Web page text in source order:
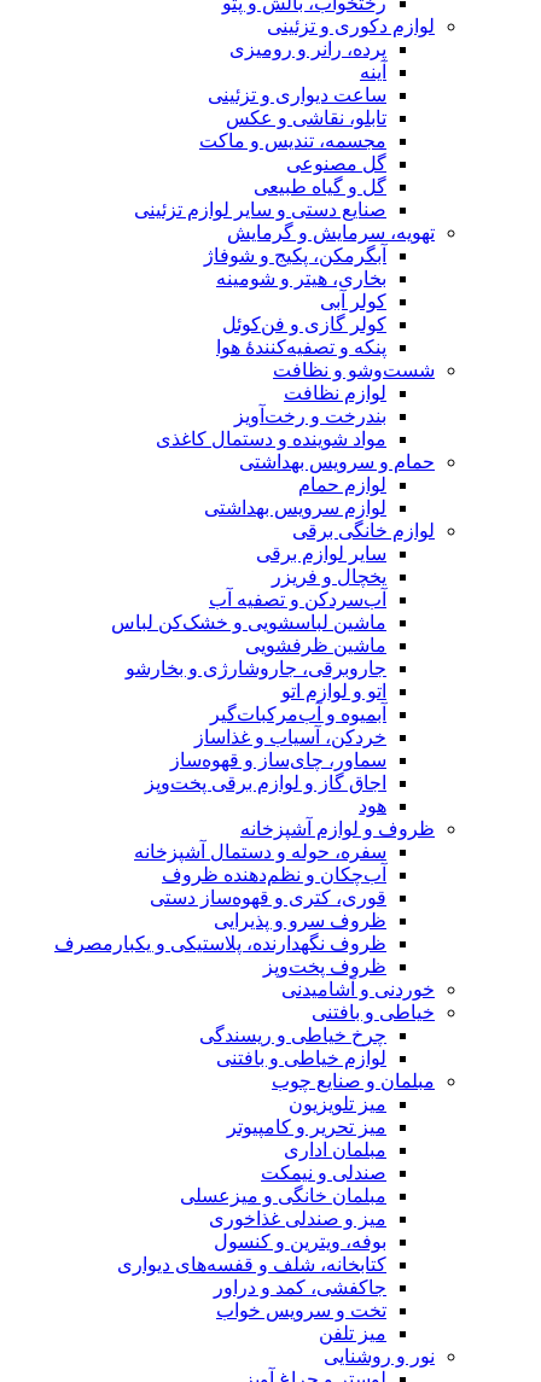
لوازم دکوری و تزئینی
پرده، رانر و رومیزی
آینه
ساعت دیواری و تزئینی
تابلو، نقاشی و عکس
مجسمه، تندیس و ماکت
گل مصنوعی
گل و گیاه طبیعی
صنایع دستی و سایر لوازم تزئینی
تهویه، سرمایش و گرمایش
آبگرمکن، پکیج و شوفاژ
بخاری، هیتر و شومینه
کولر آبی
کولر گازی و فن‌کوئل
پنکه و تصفیه‌کنندهٔ هوا
شست‌وشو و نظافت
لوازم نظافت
بندرخت و رخت‌آویز
مواد شوینده و دستمال کاغذی
حمام و سرویس بهداشتی
لوازم حمام
لوازم سرویس بهداشتی
لوازم خانگی برقی
سایر لوازم برقی
یخچال و فریزر
آب‌سردکن و تصفیه آب
ماشین لباسشویی و خشک‌کن لباس
ماشین ظرفشویی
جاروبرقی، جاروشارژی و بخارشو
اتو و لوازم اتو
آبمیوه و آب‌مرکبات‌گیر
خردکن، آسیاب و غذاساز
سماور، چای‌ساز و قهوه‌ساز
اجاق گاز و لوازم برقی پخت‌وپز
هود
ظروف و لوازم آشپزخانه
سفره، حوله و دستمال آشپزخانه
آب‌چکان و نظم‌دهنده ظروف
قوری، کتری و قهوه‌ساز دستی
ظروف سرو و پذیرایی
ظروف نگهدارنده، پلاستیکی و یکبارمصرف
ظروف پخت‌وپز
خوردنی و آشامیدنی
خیاطی و بافتنی
چرخ خیاطی و ریسندگی
لوازم خیاطی و بافتنی
مبلمان و صنایع چوب
میز تلویزیون
میز تحریر و کامپیوتر
مبلمان اداری
صندلی و نیمکت
مبلمان خانگی و میزعسلی
میز و صندلی غذاخوری
بوفه، ویترین و کنسول
کتابخانه، شلف و قفسه‌های دیواری
جاکفشی، کمد و دراور
تخت و سرویس خواب
میز تلفن
نور و روشنایی